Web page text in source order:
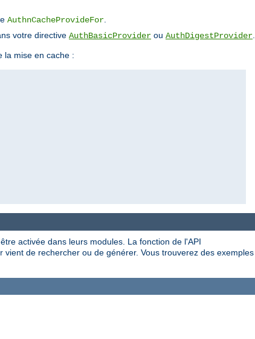
AuthnCacheProvideFor.
votre directive AuthBasicProvider ou AuthDigestProvider.
la mise en cache :
activée dans leurs modules. La fonction de l'API
de rechercher ou de générer. Vous trouverez des exemples